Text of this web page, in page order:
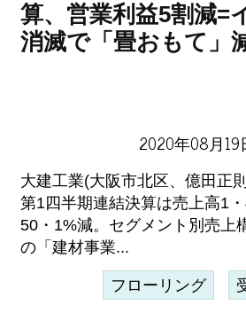
算、営業利益5割減=
消滅で「畳おもて」
2020年08月19
大建工業(大阪市北区、億田正
第1四半期連結決算は売上高1
50・1%減。セグメント別売上
の「建材事業...
フローリング